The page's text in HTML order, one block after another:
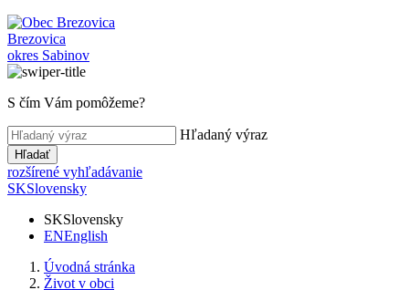
Brezovica
okres Sabinov
S čím Vám pomôžeme?
Hľadaný výraz
Hľadať
rozšírené vyhľadávanie
SKSlovensky
SKSlovensky
ENEnglish
Úvodná stránka
Život v obci